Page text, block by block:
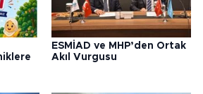
ESMİAD ve MHP’den Ortak
Akıl Vurgusu